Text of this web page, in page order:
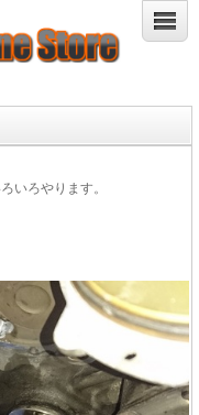
いろやります。